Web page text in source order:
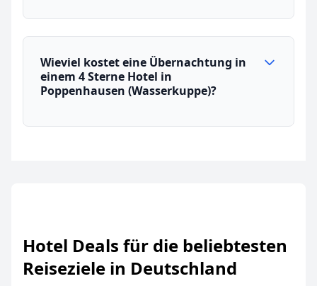
Wieviel kostet eine Übernachtung in
einem 4 Sterne Hotel in
Poppenhausen (Wasserkuppe)?
Hotel Deals für die beliebtesten
Reiseziele in Deutschland